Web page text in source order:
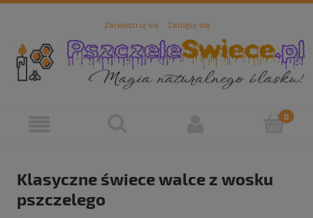
Zarejestruj się Zaloguj się
Klasyczne świece walce z wosku
pszczelego